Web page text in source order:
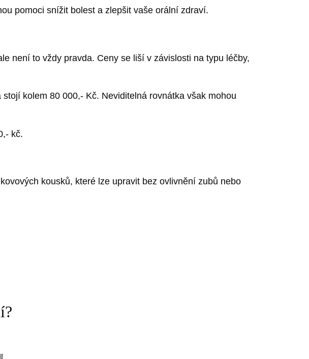
pomoci snížit bolest a zlepšit vaše orální zdraví.
není to vždy pravda. Ceny se liší v závislosti na typu léčby,
kolem 80 000,- Kč. Neviditelná rovnátka však mohou
kč.
kousků, které lze upravit bez ovlivnění zubů nebo